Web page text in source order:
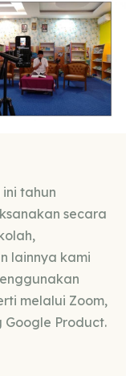
tahun
secara
lainnya kami
melalui Zoom,
Google Product.